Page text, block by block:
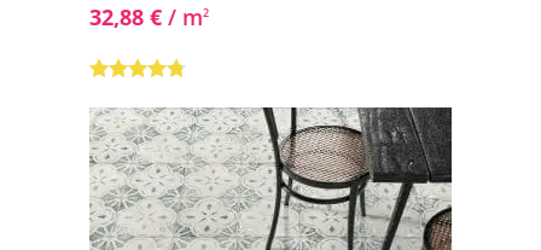
32,88 € / m2
con4.63de
5